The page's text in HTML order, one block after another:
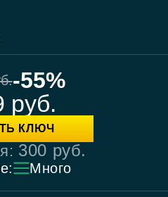
-55%
руб.
КЛЮЧ
300 руб.
Много